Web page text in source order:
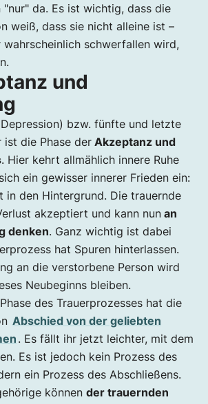
"nur" da. Es ist wichtig, dass die
weiß, dass sie nicht alleine ist –
wahrscheinlich schwerfallen wird,
und
bzw. fünfte und letzte
ist die Phase der Akzeptanz und
. Hier kehrt allmählich innere Ruhe
ein gewisser innerer Frieden ein:
in den Hintergrund. Die trauernde
akzeptiert und kann nun an
denken. Ganz wichtig ist dabei
hat Spuren hinterlassen.
an die verstorbene Person wird
Neubeginns bleiben.
des Trauerprozesses hat die
Abschied von der geliebten
. Es fällt ihr jetzt leichter, mit dem
Es ist jedoch kein Prozess des
ein Prozess des Abschließens.
können der trauernden